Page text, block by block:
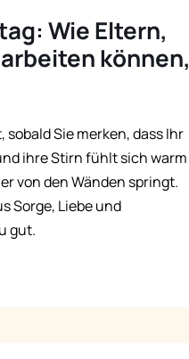
한국어
日本語
Русский
Italiano
Wie Eltern,
können,
Sie merken, dass Ihr
ihre Stirn fühlt sich warm
von den Wänden springt.
Sorge, Liebe und
gut.